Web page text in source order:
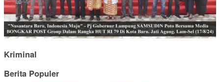
Kriminal
Berita Populer